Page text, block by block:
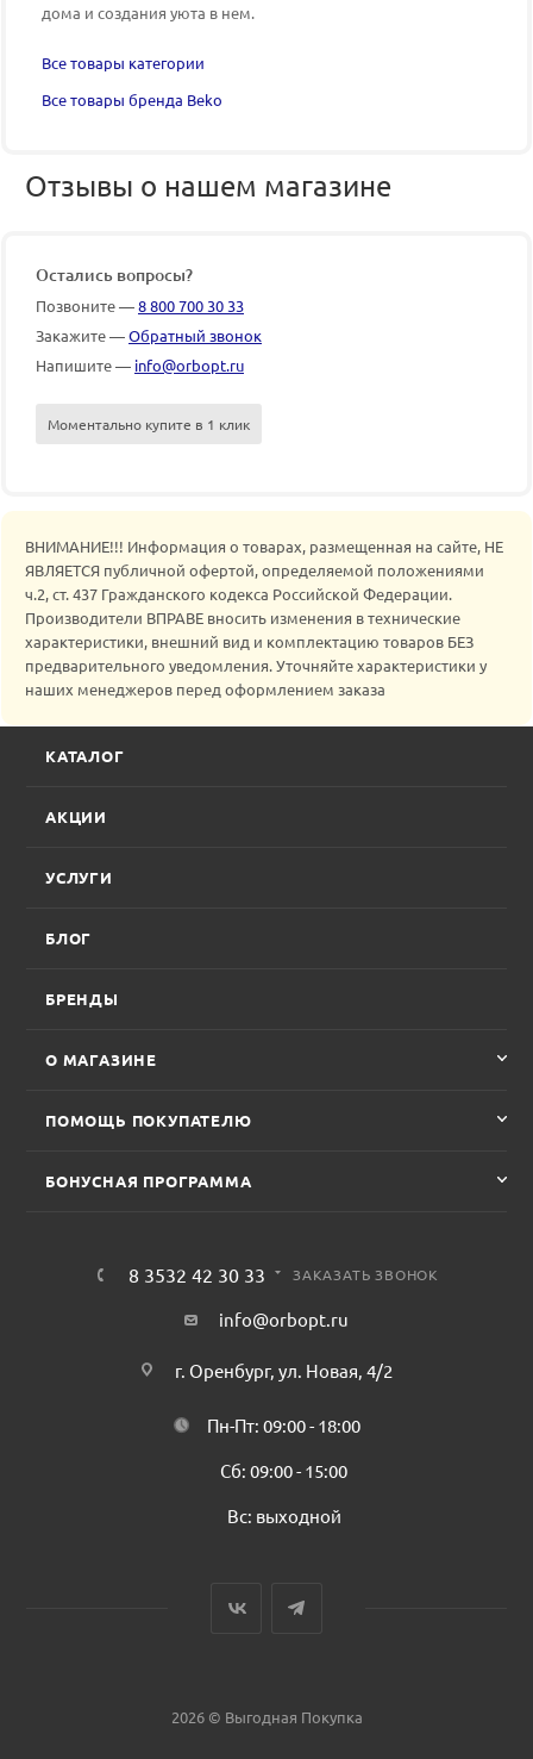
дома и создания уюта в нем.
Все товары категории
Все товары бренда Beko
Отзывы о нашем магазине
Остались вопросы?
Позвоните —8 800 700 30 33
Закажите —Обратный звонок
Напишите — info@orbopt.ru
Моментально купите в 1 клик
ВНИМАНИЕ!!! Информация о товарах, размещенная на сайте, НЕ
ЯВЛЯЕТСЯ публичной офертой, определяемой положениями
ч.2, ст. 437 Гражданского кодекса Российской Федерации.
Производители ВПРАВЕ вносить изменения в технические
характеристики, внешний вид и комплектацию товаров БЕЗ
предварительного уведомления. Уточняйте характеристики у
наших менеджеров перед оформлением заказа
КАТАЛОГ
АКЦИИ
УСЛУГИ
БЛОГ
БРЕНДЫ
О МАГАЗИНЕ
ПОМОЩЬ ПОКУПАТЕЛЮ
БОНУСНАЯ ПРОГРАММА
8 3532 42 30 33 ЗАКАЗАТЬ ЗВОНОК
info@orbopt.ru
г. Оренбург, ул. Новая, 4/2
Пн-Пт: 09:00 - 18:00
Сб: 09:00 - 15:00
Вс: выходной
2026 © Выгодная Покупка